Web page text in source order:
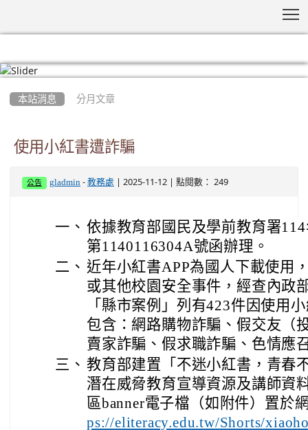
本站消息 分月文章
使用小紅書遭詐騙
公告 gladmin -教務處 | 2025-11-12 | 點閱數： 249
一、 依據教育部國民及學前教育署
第1140116304A號函辦理。
二、 近年小紅書APP為國人下載使用
或其他校園安全事件，經查內政
「縣市案例」列有423件因使用
包含：網路購物詐騙、假交友（
賣家詐騙、假求職詐騙、色情應
三、 教育部建置「不迷小紅書，青春
潛在威脅教育宣導資源及講師資
區banner電子檔（如附件）置於
ps://eliteracy.edu.tw/Shorts/